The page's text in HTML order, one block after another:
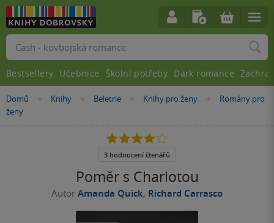
Nacházíte
se
Domů »
Knihy »
Beletrie »
Knihy pro ženy »
Romány pro
ženy
Poměr s Charlotou
Autor Amanda Quick, Richard Carrasco
4.0
5
3 hodnocení čtenářů
Vyhledávání
Bestsellery Učebnice Školní potřeby Dark romance